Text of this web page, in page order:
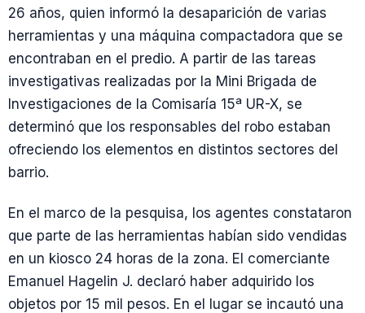
26 años, quien informó la desaparición de varias
herramientas y una máquina compactadora que se
encontraban en el predio. A partir de las tareas
investigativas realizadas por la Mini Brigada de
Investigaciones de la Comisaría 15ª UR-X, se
determinó que los responsables del robo estaban
ofreciendo los elementos en distintos sectores del
barrio.
En el marco de la pesquisa, los agentes constataron
que parte de las herramientas habían sido vendidas
en un kiosco 24 horas de la zona. El comerciante
Emanuel Hagelin J. declaró haber adquirido los
objetos por 15 mil pesos. En el lugar se incautó una